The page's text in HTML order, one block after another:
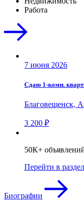
Работа
7 июня 2026
Сдаю 1-комн.
Благовещенск,
3 200 ₽
50К+
Перейти в раздел
Биографии